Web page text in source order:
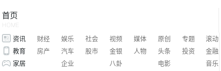
首页
HOME
资讯 财经 娱乐 社会 视频 媒体 原创 专题
滚动
教育
房产 汽车 股市 金银 人物 头条 投资
金融
家居
企业 八卦 电影
音乐